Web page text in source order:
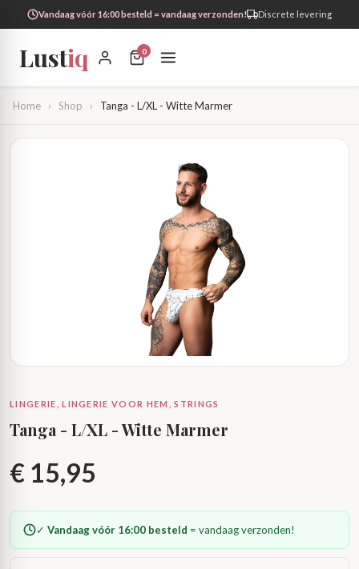
Vandaag vóór 16:00 besteld = vandaag verzonden! Discrete levering
Lustiq 0
Home › Shop › Tanga - L/XL - Witte Marmer
LINGERIE, LINGERIE VOOR HEM, STRINGS
Tanga - L/XL - Witte Marmer
€ 15,95
✓ Vandaag vóór 16:00 besteld = vandaag verzonden!